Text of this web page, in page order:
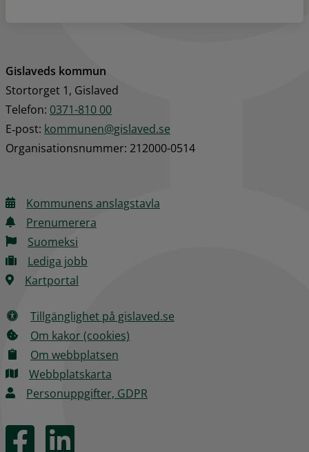
Gislaveds kommun
Stortorget 1, Gislaved
Telefon: 0371-810 00
E‑post: kommunen@gislaved.se
Organisationsnummer: 212000-0514
Kommunens anslagstavla
Prenumerera
Suomeksi
Lediga jobb
Kartportal
Tillgänglighet på gislaved.se
Om kakor (cookies)
Om webbplatsen
Webbplatskarta
Personuppgifter, GDPR